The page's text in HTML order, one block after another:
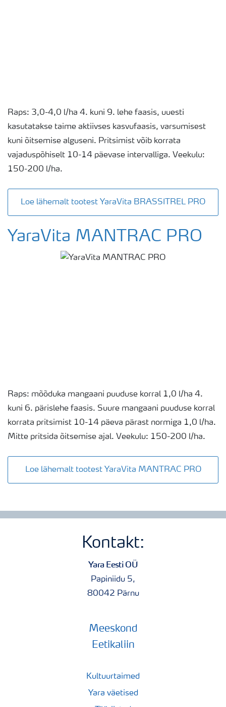
Raps: 3,0-4,0 l/ha 4. kuni 9. lehe faasis, uuesti
kasutatakse taime aktiivses kasvufaasis, varsumisest
kuni õitsemise alguseni. Pritsimist võib korrata
vajaduspõhiselt 10-14 päevase intervalliga. Veekulu:
150-200 l/ha.
Loe lähemalt tootest YaraVita BRASSITREL PRO
YaraVita MANTRAC PRO
Raps: mõõduka mangaani puuduse korral 1,0 l/ha 4.
kuni 6. pärislehe faasis. Suure mangaani puuduse korral
korrata pritsimist 10-14 päeva pärast normiga 1,0 l/ha.
Mitte pritsida õitsemise ajal. Veekulu: 150-200 l/ha.
Loe lähemalt tootest YaraVita MANTRAC PRO
Kontakt:
Yara Eesti OÜ
Papiniidu 5,
80042 Pärnu
Meeskond
Eetikaliin
Kultuurtaimed
Yara väetised